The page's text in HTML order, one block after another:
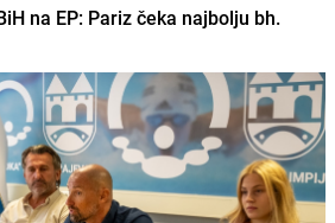
na EP: Pariz čeka najbolju bh.